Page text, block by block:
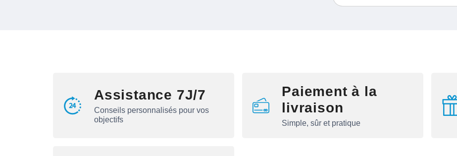
Assistance 7J/7
Conseils personnalisés pour vos
objectifs
Paiement à la
livraison
Simple, sûr et pratique